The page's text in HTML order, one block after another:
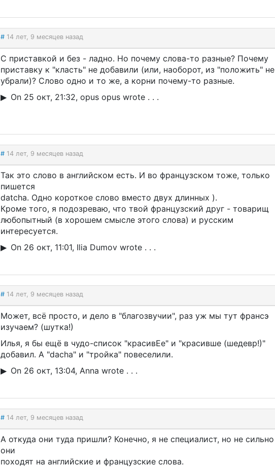
# 14 лет, 9 месяцев назад
С приставкой и без - ладно. Но почему слова-то разные? Почему
приставку к "класть" не добавили (или, наоборот, из "положить" не
убрали)? Слово одно и то же, а корни почему-то разные.
On 25 окт, 21:32, opus opus wrote . . .
# 14 лет, 9 месяцев назад
Так это слово в английском есть. И во французском тоже, только
пишется
datcha. Одно короткое слово вместо двух длинных ).
Кроме того, я подозреваю, что твой французский друг - товарищ
любопытный (в хорошем смысле этого слова) и русским
интересуется.
On 26 окт, 11:01, Ilia Dumov wrote . . .
# 14 лет, 9 месяцев назад
Может, всё просто, и дело в "благозвучии", раз уж мы тут франсэ
изучаем? (шутка!)
Илья, я бы ещё в чудо-список "красивЕе" и "красивше (шедевр!)"
добавил. А "dacha" и "тройка" повеселили.
On 26 окт, 13:04, Anna wrote . . .
# 14 лет, 9 месяцев назад
А откуда они туда пришли? Конечно, я не специалист, но не сильно
они
походят на английские и французские слова.